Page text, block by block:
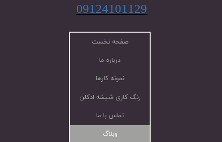
صفحه نخست
درباره ما
نمونه کارها
رنگ کاری شیشه ادکلن
تماس با ما
وبلاگ
09124101129